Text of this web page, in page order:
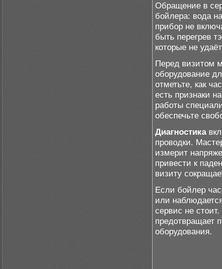
Обращение в
бойлера: вода
прибор не
быть перегрев
которые не
Перед визитом
оборудование
отметьте, как
есть признаки
работы
обеспечьте
Диагностика
проводки.
измерит
привести к
визиту
Если бойлер
или
сервис не
предотвращает
оборудования.